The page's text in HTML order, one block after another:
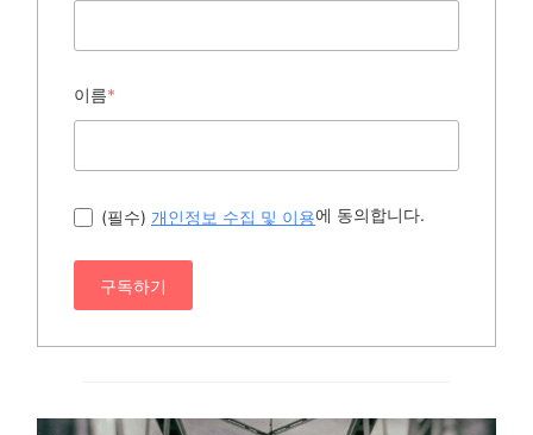
이름*
(필수) 개인정보 수집 및 이용에 동의합니다.
구독하기